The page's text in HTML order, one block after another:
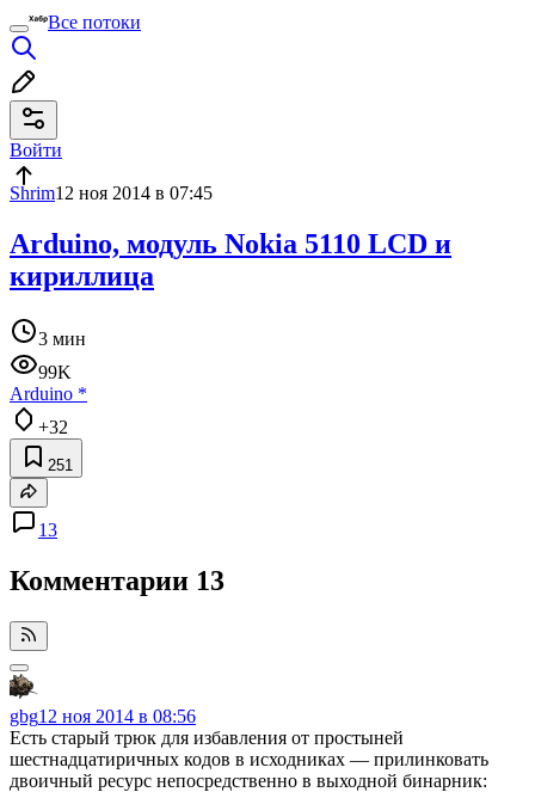
Все потоки
Войти
Shrim12 ноя 2014 в 07:45
Arduino, модуль Nokia 5110 LCD и
кириллица
3 мин
99K
Arduino *
+32
251
13
Комментарии 13
gbg12 ноя 2014 в 08:56
Есть старый трюк для избавления от простыней
шестнадцатиричных кодов в исходниках — прилинковать
двоичный ресурс непосредственно в выходной бинарник: